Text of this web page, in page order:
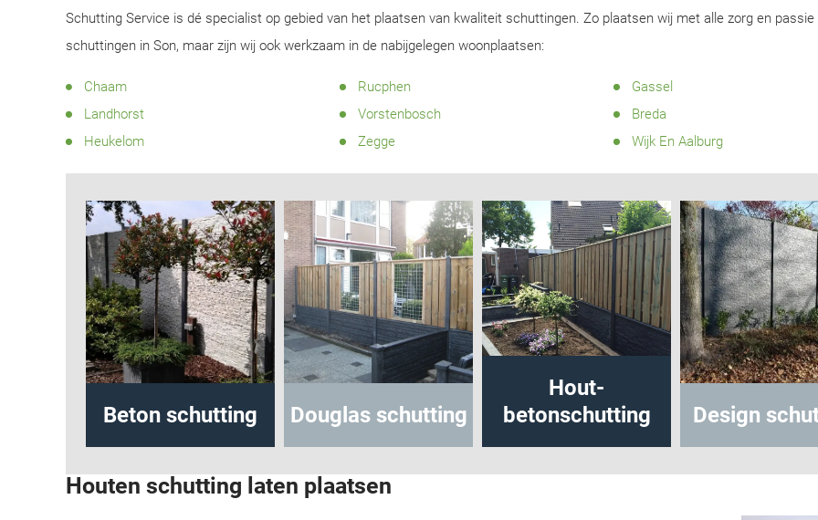
Schutting Service is dé specialist op gebied van het plaatsen van kwaliteit schuttingen. Zo plaatsen wij met alle zorg en passie
schuttingen in Son, maar zijn wij ook werkzaam in de nabijgelegen woonplaatsen:
Chaam Rucphen
Gassel
Landhorst
Vorstenbosch
Breda
Heukelom
Zegge Wijk En Aalburg
Beton schutting Douglas schutting
Hout-
betonschutting
Design
Houten schutting laten plaatsen